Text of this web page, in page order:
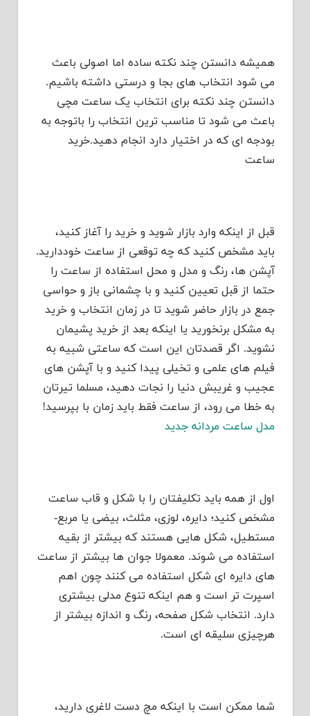
همیشه دانستن چند نکته ساده اما اصولی باعث
می شود انتخاب های بجا و درستی داشته باشیم.
دانستن چند نکته برای انتخاب یک ساعت مچی
باعث می شود تا مناسب ترین انتخاب را باتوجه به
بودجه ای که در اختیار دارد انجام دهید.خرید
ساعت
قبل از اینکه وارد بازار شوید و خرید را آغاز کنید،
باید مشخص کنید که چه توقعی از ساعت خوددارید.
آپشن ها، رنگ و مدل و محل استفاده از ساعت را
حتما از قبل تعیین کنید و با چشمانی باز و حواسی
جمع در بازار حاضر شوید تا در زمان انتخاب و خرید
به مشکل برنخورید یا اینکه بعد از خرید پشیمان
نشوید. اگر قصدتان این است که ساعتی شبیه به
فیلم های علمی و تخیلی پیدا کنید و با آپشن های
عجیب و غریبش دنیا را نجات دهید، مسلما تیرتان
به خطا می رود، از ساعت فقط باید زمان با بپرسید!
مدل ساعت مردانه جدید
اول از همه باید تکلیفتان را با شکل و قاب ساعت
مشخص کنید؛ دایره، لوزی، مثلث، بیضی یا مربع-
مستطیل، شکل هایی هستند که بیشتر از بقیه
استفاده می شوند. معمولا جوان ها بیشتر از ساعت
های دایره ای شکل استفاده می کنند چون اهم
اسپرت تر است و هم اینکه تنوع مدلی بیشتری
دارد. انتخاب شکل صفحه، رنگ و اندازه بیشتر از
هرچیزی سلیقه ای است.
شما ممکن است با اینکه مچ دست لاغری دارید،